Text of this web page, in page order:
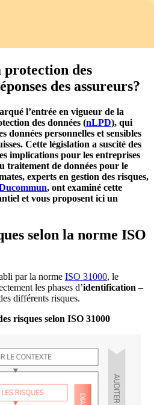
des
des assureurs?
l’entrée en vigueur de la
des données (nLPD), qui
données personnelles et sensibles
Cette législation a suscité des
implications pour les entreprises
traitement de données pour le
experts en gestion des risques,
, ont examiné cette
et vous proposent ici un
selon la norme ISO
par la norme ISO 31000, le
les phases d’identification –
différents risques.
risques selon ISO 31000